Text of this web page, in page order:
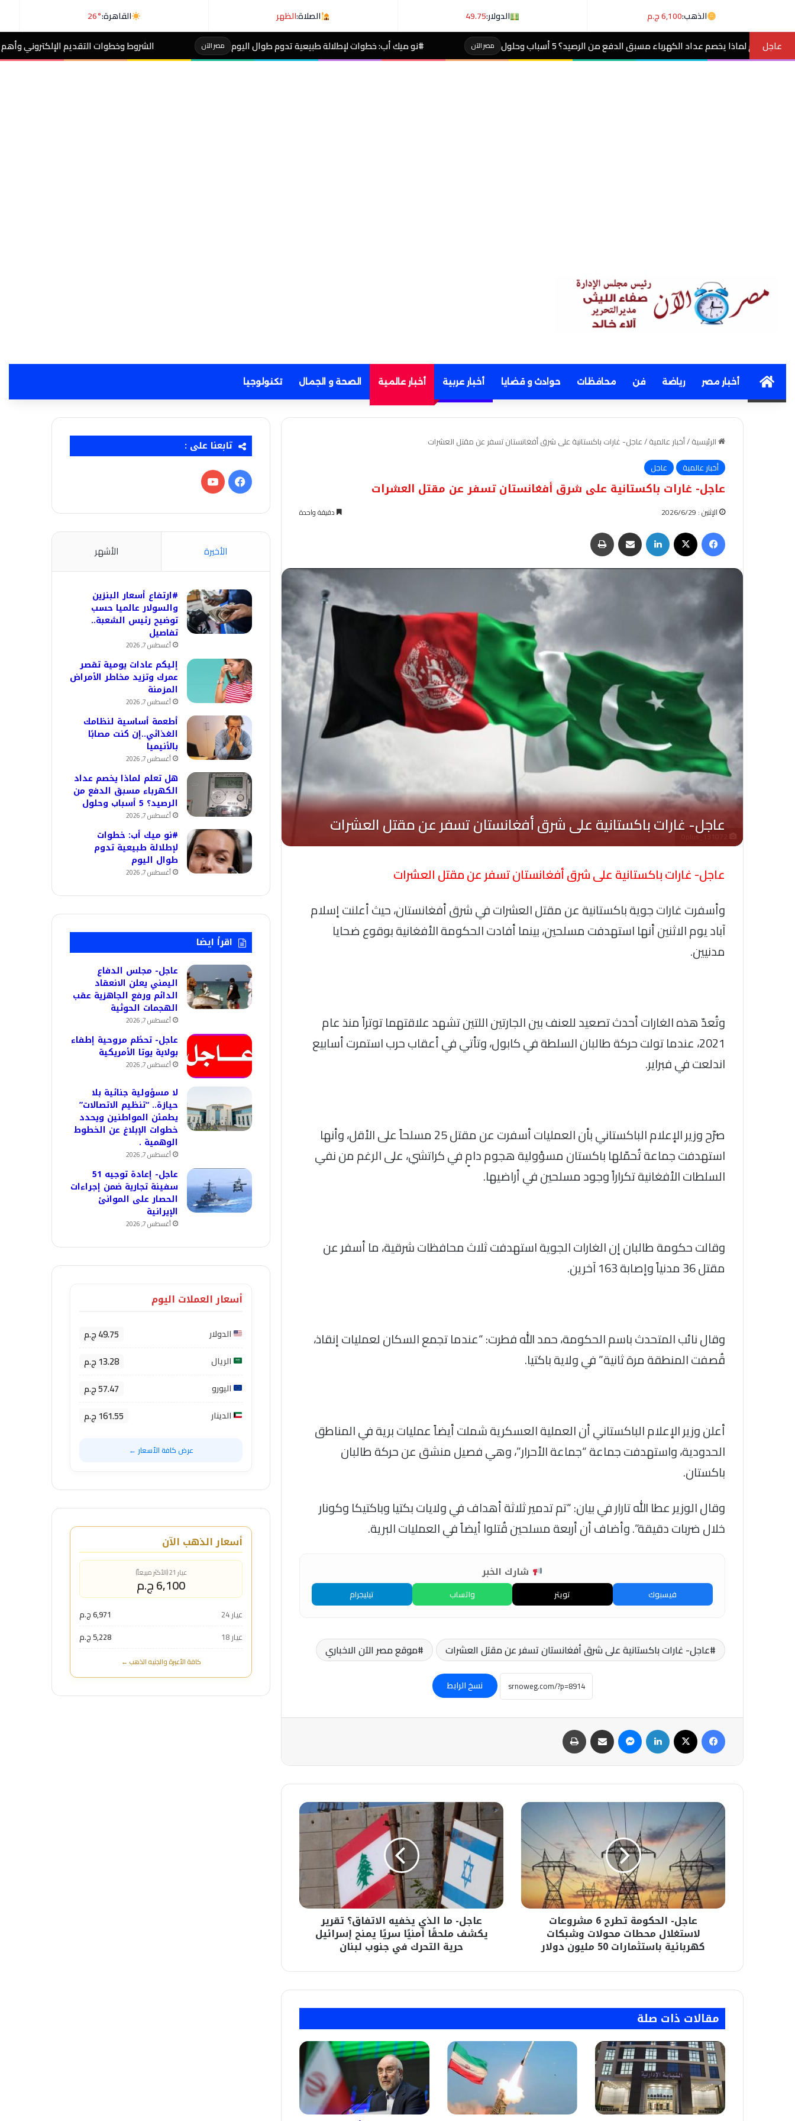
الذهب:6,100 ج.م الدولار:49.75 الصلاة:الظهر القاهرة:26°
عاجل
الكهرباء مسبق الدفع من الرصيد؟ 5 أسباب وحلول مصر الآن #نو ميك أب: خطوات لإطلالة طبيعية تدوم طوال اليوم مصر الآن الشروط وخطوات التقديم الإلكتروني وأهم الضوابط..إضافة
Homeأخبار مصر رياضة فن محافظات حوادث و قضايا أخبار عربية أخبار عالمية الصحة و الجمال تكنولوجيا
الرئيسية/أخبار عالمية/عاجل- غارات باكستانية على شرق أفغانستان تسفر عن مقتل العشرات
أخبار عالمية
عاجل
عاجل- غارات باكستانية على شرق أفغانستان تسفر عن مقتل العشرات
الإثنين : 2026/6/29 دقيقة واحدة
فيسبوك لينكدإن مشاركة عبر البريد
عاجل- غارات باكستانية على شرق أفغانستان تسفر عن مقتل العشرات
وأسفرت غارات جوية باكستانية عن مقتل العشرات في شرق أفغانستان، حيث أعلنت إسلام
آباد يوم الاثنين أنها استهدفت مسلحين، بينما أفادت الحكومة الأفغانية بوقوع ضحايا
مدنيين.
وتُعدّ هذه الغارات أحدث تصعيد للعنف بين الجارتين اللتين تشهد علاقتهما توتراً منذ عام
2021، عندما تولت حركة طالبان السلطة في كابول، وتأتي في أعقاب حرب استمرت أسابيع
اندلعت في فبراير.
صرّح وزير الإعلام الباكستاني بأن العمليات أسفرت عن مقتل 25 مسلحاً على الأقل، وأنها
استهدفت جماعة تُحمّلها باكستان مسؤولية هجوم دامٍ في كراتشي، على الرغم من نفي
السلطات الأفغانية تكراراً وجود مسلحين في أراضيها.
وقالت حكومة طالبان إن الغارات الجوية استهدفت ثلاث محافظات شرقية، ما أسفر عن
مقتل 36 مدنياً وإصابة 163 آخرين.
وقال نائب المتحدث باسم الحكومة، حمد الله فطرت: “عندما تجمع السكان لعمليات إنقاذ،
قُصفت المنطقة مرة ثانية” في ولاية باكتيا.
أعلن وزير الإعلام الباكستاني أن العملية العسكرية شملت أيضاً عمليات برية في المناطق
الحدودية، واستهدفت جماعة “جماعة الأحرار”، وهي فصيل منشق عن حركة طالبان
باكستان.
وقال الوزير عطا الله تارار في بيان: “تم تدمير ثلاثة أهداف في ولايات بكتيا وباكتيكا وكونار
خلال ضربات دقيقة”. وأضاف أن أربعة مسلحين قُتلوا أيضاً في العمليات البرية.
شارك الخبر
فيسبوك تويتر واتساب تيليجرام
عاجل- غارات باكستانية على شرق أفغانستان تسفر عن مقتل العشرات موقع مصر الآن الاخباري
نسخ الرابط
فيسبوك لينكدإن ماسنجر مشاركة عبر البريد
عاجل-
الحكومة
تطرح
مشروعات
لاستغلال
محطات
محولات
وشبكات
باستثمارات
دولار
عاجل- الحكومة تطرح 6 مشروعات
لاستغلال محطات محولات وشبكات
كهربائية باستثمارات 50 مليون دولار
عاجل-
ما
الذي
يخفيه
الاتفاق؟
تقرير
يكشف
ملحقًا
أمنيًا
إسرائيل
التحرك
جنوب
لبنان
عاجل- ما الذي يخفيه الاتفاق؟ تقرير
يكشف ملحقًا أمنيًا سريًا يمنح إسرائيل
حرية التحرك في جنوب لبنان
مقالات ذات صلة
تابعنا على :
فيسبوك‫YouTube
الأخيرة الأشهر
#ارتفاع أسعار البنزين
والسولار عالميا حسب
توضيح رئيس الشعبة..
تفاصيل
أغسطس 7, 2026
إليكم عادات يومية تقصر
عمرك وتزيد مخاطر الأمراض
المزمنة
أغسطس 7, 2026
أطعمة أساسية لنظامك
الغذائي..إن كنت مصابًا
بالأنيميا
أغسطس 7, 2026
هل تعلم لماذا يخصم عداد
الكهرباء مسبق الدفع من
الرصيد؟ 5 أسباب وحلول
أغسطس 7, 2026
#نو ميك أب: خطوات
لإطلالة طبيعية تدوم
طوال اليوم
أغسطس 7, 2026
اقرأ ايضا
عاجل- مجلس الدفاع
اليمني يعلن الانعقاد
الدائم ورفع الجاهزية عقب
الهجمات الحوثية
أغسطس 7, 2026
عاجل- تحطُم مروحية إطفاء
بولاية يوتا الأمريكية
أغسطس 7, 2026
لا مسؤولية جنائية بلا
حيازة.. “تنظيم الاتصالات”
يطمئن المواطنين ويحدد
خطوات الإبلاغ عن الخطوط
الوهمية .
أغسطس 7, 2026
عاجل- إعادة توجيه 51
سفينة تجارية ضمن إجراءات
الحصار على الموانئ
الإيرانية
أغسطس 7, 2026
أسعار العملات اليوم
الدولار 49.75 ج.م
الريال 13.28 ج.م
اليورو 57.47 ج.م
الدينار 161.55 ج.م
عرض كافة الأسعار ←
أسعار الذهب الآن
عيار 21 (الأكثر مبيعاً)
6,100 ج.م
عيار 24
6,971 ج.م
عيار 18
5,228 ج.م
كافة الأعيرة والجنيه الذهب ←